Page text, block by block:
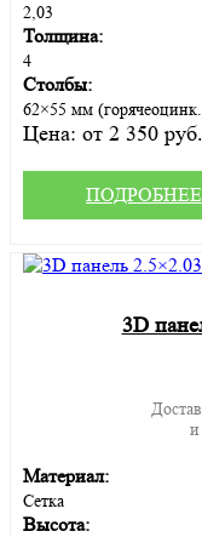
2,03
Толщина:
4
Столбы:
62×55 мм
Цена: от 2 350
ПОДРОБНЕЕ
3D
и
Материал:
Сетка
Высота: